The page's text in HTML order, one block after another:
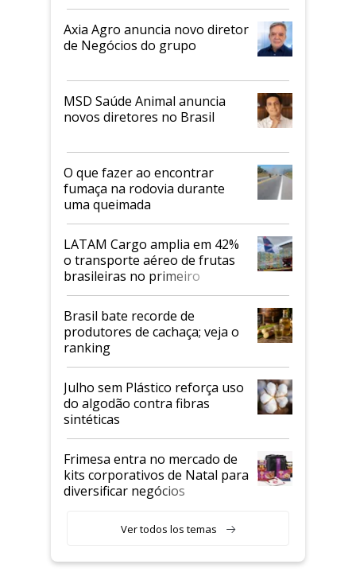
Axia Agro anuncia novo diretor
de Negócios do grupo
MSD Saúde Animal anuncia
novos diretores no Brasil
O que fazer ao encontrar
fumaça na rodovia durante
uma queimada
LATAM Cargo amplia em 42%
o transporte aéreo de frutas
brasileiras no primeiro
semestre
Brasil bate recorde de
produtores de cachaça; veja o
ranking
Julho sem Plástico reforça uso
do algodão contra fibras
sintéticas
Frimesa entra no mercado de
kits corporativos de Natal para
diversificar negócios
Ver todos los temas